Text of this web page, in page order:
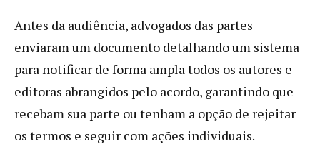
Antes da audiência, advogados das partes
enviaram um documento detalhando um sistema
para notificar de forma ampla todos os autores e
editoras abrangidos pelo acordo, garantindo que
recebam sua parte ou tenham a opção de rejeitar
os termos e seguir com ações individuais.